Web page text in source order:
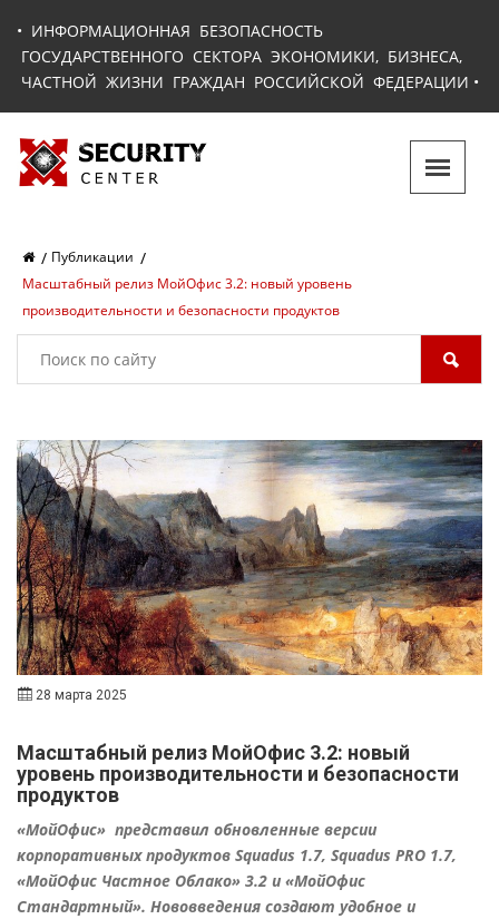
• ИНФОРМАЦИОННАЯ БЕЗОПАСНОСТЬ
ГОСУДАРСТВЕННОГО СЕКТОРА ЭКОНОМИКИ, БИЗНЕСА,
ЧАСТНОЙ ЖИЗНИ ГРАЖДАН РОССИЙСКОЙ ФЕДЕРАЦИИ •
Публикации
Масштабный релиз МойОфис 3.2: новый уровень
производительности и безопасности продуктов
28 марта 2025
Масштабный релиз МойОфис 3.2: новый
уровень производительности и безопасности
продуктов
«МойОфис» представил обновленные версии
корпоративных продуктов Squadus 1.7, Squadus PRO 1.7,
«МойОфис Частное Облако» 3.2 и «МойОфис
Стандартный». Нововведения создают удобное и